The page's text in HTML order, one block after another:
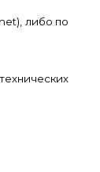
), либо по